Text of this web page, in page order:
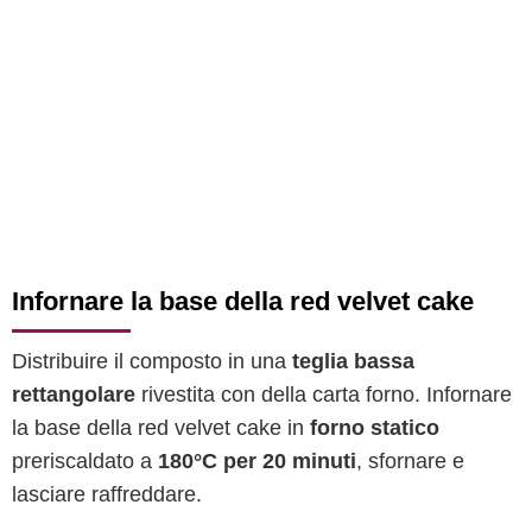
Infornare la base della red velvet cake
Distribuire il composto in una teglia bassa
rettangolare rivestita con della carta forno. Infornare
la base della red velvet cake in forno statico
preriscaldato a 180°C per 20 minuti, sfornare e
lasciare raffreddare.